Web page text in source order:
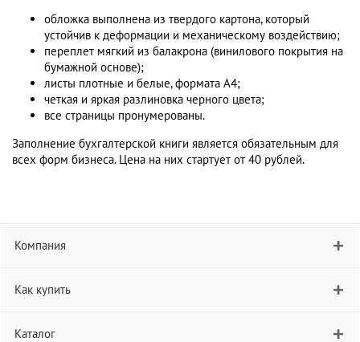
обложка выполнена из твердого картона, который
устойчив к деформации и механическому воздействию;
переплет мягкий из балакрона (винилового покрытия на
бумажной основе);
листы плотные и белые, формата А4;
четкая и яркая разлиновка черного цвета;
все страницы пронумерованы.
Заполнение бухгалтерской книги является обязательным для
всех форм бизнеса. Цена на них стартует от 40 рублей.
Компания
Как купить
Каталог